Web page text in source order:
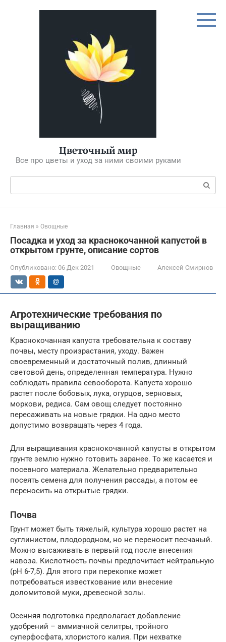
Цветочный мир
Все про цветы и уход за ними своими руками
Поиск:
Главная » Овощные
Посадка и уход за краснокочанной капустой в
открытом грунте, описание сортов
Опубликовано: 06 Дек 2021 Овощные Алексей Смирнов
Агротехнические требования по
выращиванию
Краснокочанная капуста требовательна к составу
почвы, месту произрастания, уходу. Важен
своевременный и достаточный полив, длинный
световой день, определенная температура. Нужно
соблюдать правила севооборота. Капуста хорошо
растет после бобовых, лука, огурцов, зерновых,
моркови, редиса. Сам овощ следует постоянно
пересаживать на новые грядки. На одно место
допустимо возвращать через 4 года.
Для выращивания краснокочанной капусты в открытом
грунте землю нужно готовить заранее. То же касается и
посевного материала. Желательно предварительно
посеять семена для получения рассады, а потом ее
переносить на открытые грядки.
Почва
Грунт может быть тяжелый, культура хорошо растет на
суглинистом, плодородном, но не переносит песчаный.
Можно высаживать в первый год после внесения
навоза. Кислотность почвы предпочитает нейтральную
(pH 6-7,5). Для этого при перекопке может
потребоваться известкование или внесение
доломитовой муки, древесной золы.
Осенняя подготовка предполагает добавление
удобрений – аммиачной селитры, тройного
суперфосфата, хлористого калия. При нехватке